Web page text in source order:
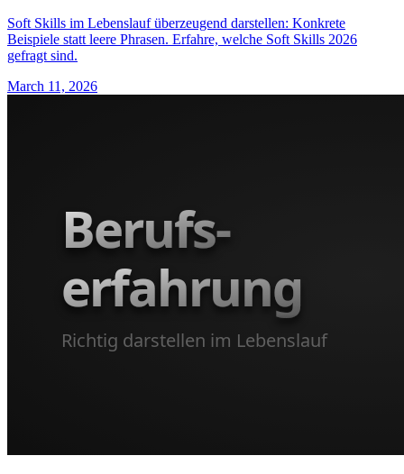
Soft Skills im Lebenslauf überzeugend darstellen: Konkrete
Beispiele statt leere Phrasen. Erfahre, welche Soft Skills 2026
gefragt sind.
March 11, 2026